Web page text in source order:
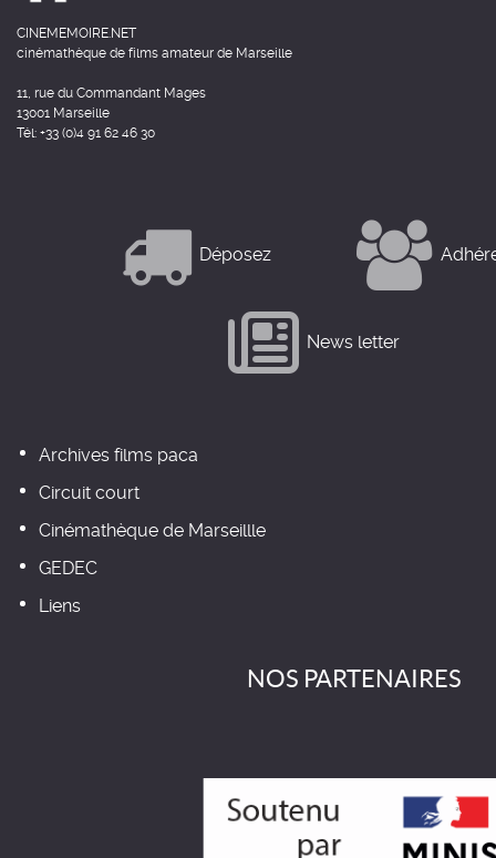
CINEMEMOIRE.NET
cinémathèque de films amateur de Marseille
11, rue du Commandant Mages
13001 Marseille
Tél: +33 (0)4 91 62 46 30
Déposez
News letter
Archives films paca
Circuit court
Cinémathèque de Marseillle
GEDEC
Liens
NOS PARTENAIRES